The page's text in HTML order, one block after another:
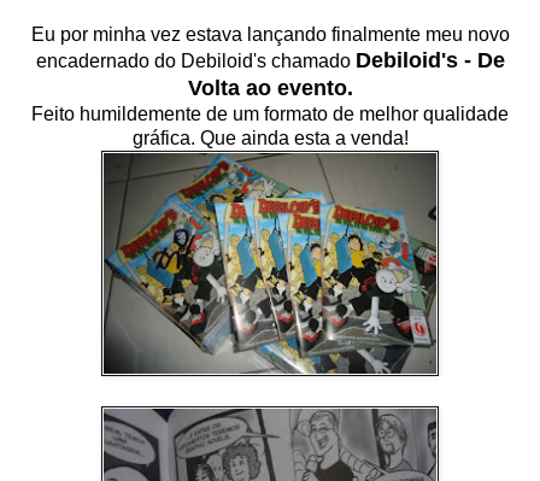
Eu por minha vez estava lançando finalmente meu novo
encadernado do Debiloid's chamado Debiloid's - De
Volta ao evento.
Feito humildemente de um formato de melhor qualidade
gráfica. Que ainda esta a venda!